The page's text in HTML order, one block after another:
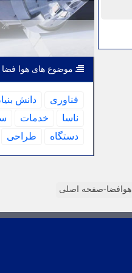
موضوع های هوا فضا
فناوری دانش
ناسا
خدمات
دستگاه
طراحی
هوافضا-صفحه اصلی